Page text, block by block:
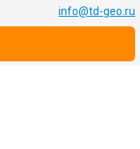
info@td-geo.ru